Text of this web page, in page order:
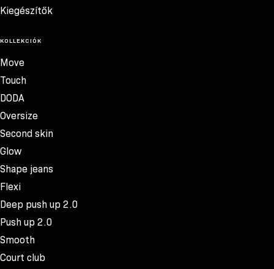
Kiegészítők
KOLLEKCIÓK
Move
Touch
DODA
Oversize
Second skin
Glow
Shape jeans
Flexi
Deep push up 2.0
Push up 2.0
Smooth
Court club